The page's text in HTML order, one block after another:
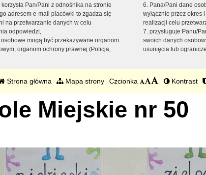
Pan/Pani z odnośnika na stronie
adresem e-mail placówki to zgadza się
na przetwarzanie danych w celu
odpowiedzi,
mogą być przekazywane organom
organom ochrony prawnej (Policja,
6. Pana/Pani dane
wyłącznie przez okres
realizacji celu
7. przysługuje Panu/
swoich danych
usunięcia lub
Strona główna Mapa strony Czcionka Kontrast
Miejskie nr 50